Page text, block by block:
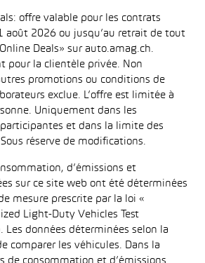
offre valable pour les contrats
août 2026 ou jusqu’au retrait de tout
Deals» sur auto.amag.ch.
pour la clientèle privée. Non
promotions ou conditions de
exclue. L’offre est limitée à
Uniquement dans les
participantes et dans la limite des
réserve de modifications.
d’émissions et
sur ce site web ont été déterminées
mesure prescrite par la loi «
Light-Duty Vehicles Test
Les données déterminées selon la
comparer les véhicules. Dans la
de consommation et d’émissions